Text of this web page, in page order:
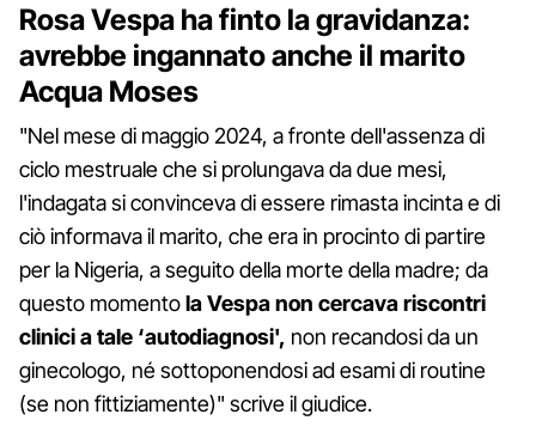
Rosa Vespa ha finto la gravidanza:
avrebbe ingannato anche il marito
Acqua Moses
"Nel mese di maggio 2024, a fronte dell'assenza di
ciclo mestruale che si prolungava da due mesi,
l'indagata si convinceva di essere rimasta incinta e di
ciò informava il marito, che era in procinto di partire
per la Nigeria, a seguito della morte della madre; da
questo momentola Vespa non cercava riscontri
clinici a tale ‘autodiagnosi', non recandosi da un
ginecologo, né sottoponendosi ad esami di routine
(se non fittiziamente)" scrive il giudice.